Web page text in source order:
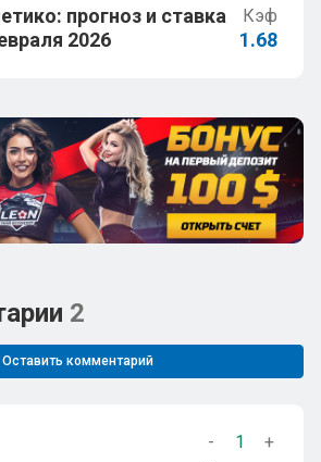
прогноз и ставка
2026
Кэф
1.68
2
Оставить комментарий
- 1
+